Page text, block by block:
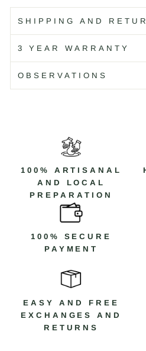
SHIPPING AND
3 YEAR WARRANTY
OBSERVATIONS
100% ARTISANAL
AND LOCAL
PREPARATION
100% SECURE
PAYMENT
EASY AND FREE
EXCHANGES AND
RETURNS